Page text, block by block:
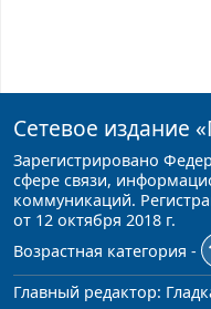
Сетевое издание
Зарегистрировано
сфере связи,
коммуникаций.
от 12 октября 2018 г.
Возрастная категория -
Главный редактор: